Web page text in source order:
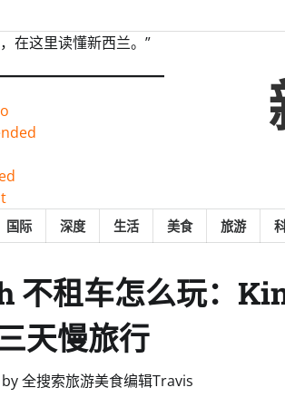
在这里读懂新西兰。”
国际 深度 生活 美食 旅游
不租车怎么玩：
天慢旅行
by全搜索旅游美食编辑Travis